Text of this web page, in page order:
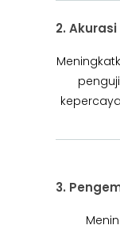
2.
3.